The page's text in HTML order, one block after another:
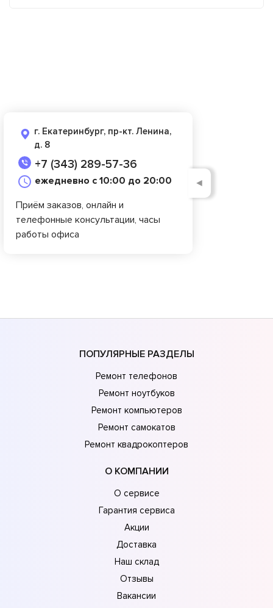
г. Екатеринбург, пр-кт. Ленина,
д. 8
+7 (343) 289-57-36
ежедневно с 10:00 до 20:00
Приём заказов, онлайн и
телефонные консультации, часы
работы офиса
◄
ПОПУЛЯРНЫЕ РАЗДЕЛЫ
Ремонт телефонов
Ремонт ноутбуков
Ремонт компьютеров
Ремонт самокатов
Ремонт квадрокоптеров
О КОМПАНИИ
О сервисе
Гарантия сервиса
Акции
Доставка
Наш склад
Отзывы
Вакансии